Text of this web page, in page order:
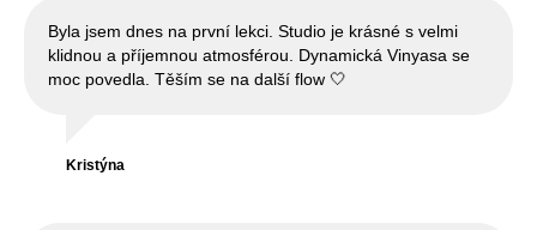
Byla jsem dnes na první lekci. Studio je krásné s velmi
klidnou a příjemnou atmosférou. Dynamická Vinyasa se
moc povedla. Těším se na další flow 🤍
Kristýna